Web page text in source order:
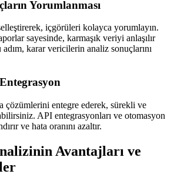
Yorumlanması
içgörüleri kolayca yorumlayın.
sayesinde, karmaşık veriyi anlaşılır
karar vericilerin analiz sonuçlarını
çözümlerini entegre ederek, sürekli ve
API entegrasyonları ve otomasyon
ve hata oranını azaltır.
Avantajları ve